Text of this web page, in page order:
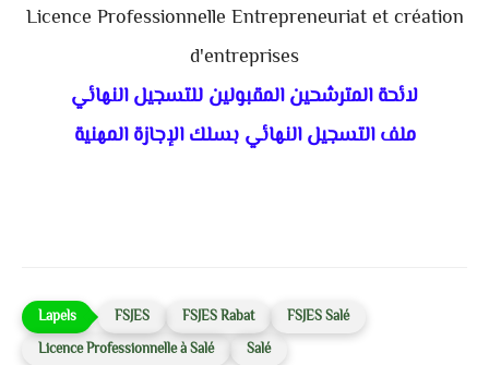
Licence Professionnelle Entrepreneuriat et création
d'entreprises
لائحة المترشحين المقبولين للتسجيل النهائي
ملف التسجيل النهائي بسلك الإجازة المهنية
FSJES FSJES Rabat
FSJES Salé
Licence Professionnelle à Salé
Salé